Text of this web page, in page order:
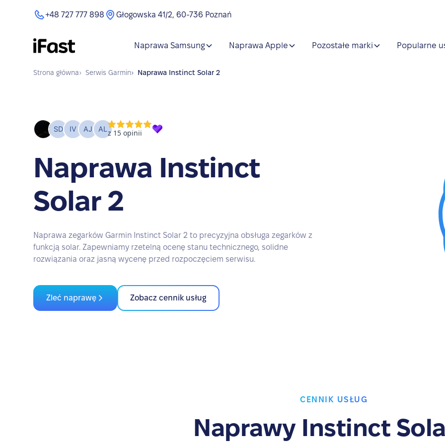
+48 727 777 898 Głogowska 41/2, 60-736 Poznań
Naprawa Samsung Naprawa Apple Pozostałe marki Popularne
Strona główna› Serwis Garmin› Naprawa Instinct Solar 2
Naprawa Instinct
Solar 2
Naprawa zegarków Garmin Instinct Solar 2 to precyzyjna obsługa zegarków z
funkcją solar. Zapewniamy rzetelną ocenę stanu technicznego, solidne
rozwiązania oraz jasną wycenę przed rozpoczęciem serwisu.
Zleć naprawę Zobacz cennik usług
CENNIK USŁUG
Naprawy Instinct